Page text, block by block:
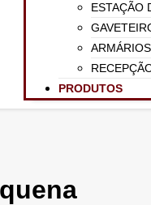
ESTAÇÃO
ARMÁRIOS
PRODUTOS